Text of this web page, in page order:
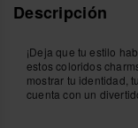
Descripción
¡Deja que tu estilo
estos coloridos
mostrar tu identidad,
cuenta con un